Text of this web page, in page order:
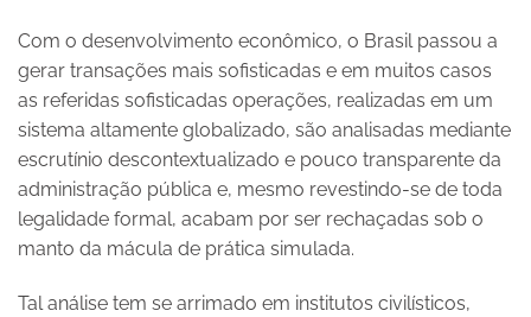
Com o desenvolvimento econômico, o Brasil passou a
gerar transações mais sofisticadas e em muitos casos
as referidas sofisticadas operações, realizadas em um
sistema altamente globalizado, são analisadas mediante
escrutínio descontextualizado e pouco transparente da
administração pública e, mesmo revestindo-se de toda
legalidade formal, acabam por ser rechaçadas sob o
manto da mácula de prática simulada.
Tal análise tem se arrimado em institutos civilísticos,